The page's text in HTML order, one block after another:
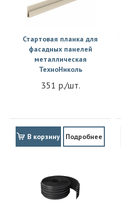
Стартовая планка для
фасадных панелей
металлическая
ТехноНиколь
351 р./шт.
В корзину Подробнее